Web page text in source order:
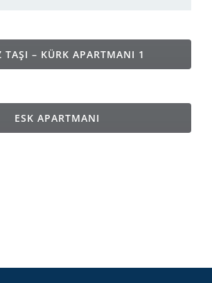
TAŞI – KÜRK APARTMANI 1
ESK APARTMANI